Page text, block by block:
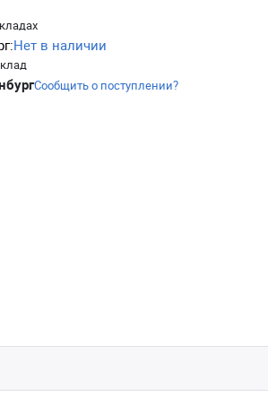
Нет в наличии
Сообщить о поступлении?